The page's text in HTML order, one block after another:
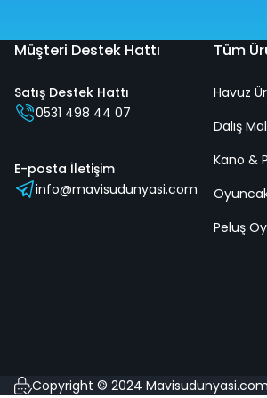
Uzaktan Kumandalı Karışık Renk
Müşteri Destek Hattı
Satış Destek Hattı
0531 498 44 07
E-posta İletişim
info@mavisudunyasi.com
Tüm
Havuz
Dalış
Kano &
Peluş
Copyright © 2024 Mavisudunyasi.com